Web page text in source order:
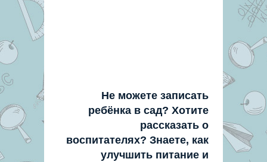
Не можете записать
ребёнка в сад? Хотите
рассказать о
воспитателях? Знаете, как
улучшить питание и